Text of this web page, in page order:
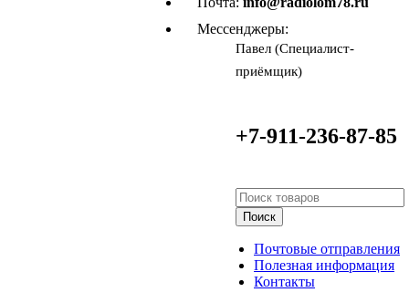
Мессенджеры:
Павел (Специалист-
приёмщик)
+7-911-236-87-85
Поиск
Почтовые отправления
Полезная информация
Контакты